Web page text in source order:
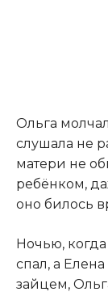
Ольга
слушала не
матери не
ребёнком,
оно билось
Ночью,
спал, а
зайцем,